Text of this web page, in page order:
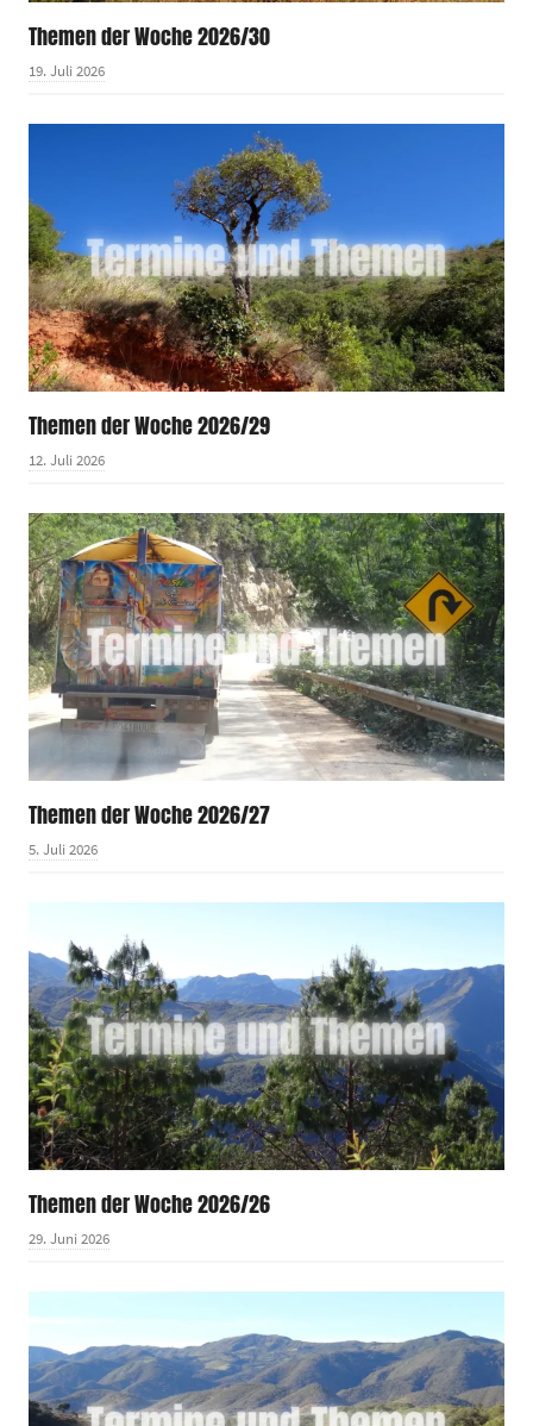
Themen der Woche 2026/30
19. Juli 2026
Themen der Woche 2026/29
12. Juli 2026
Themen der Woche 2026/27
5. Juli 2026
Themen der Woche 2026/26
29. Juni 2026